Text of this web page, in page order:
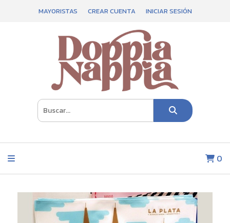
MAYORISTAS CREAR CUENTA INICIAR SESIÓN
0